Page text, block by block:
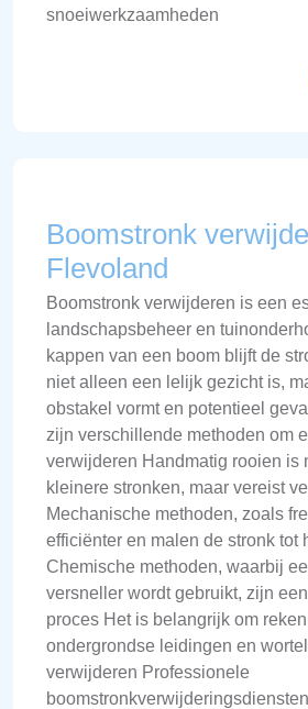
snoeiwerkzaamheden
Boomstronk
Flevoland
Boomstronk verwijderen is een
landschapsbeheer en
kappen van een boom blijft de
niet alleen een lelijk gezicht is,
obstakel vormt en potentieel
zijn verschillende methoden om
verwijderen Handmatig rooien is
kleinere stronken, maar vereist
Mechanische methoden, zoals
efficiënter en malen de stronk tot
Chemische methoden, waarbij
versneller wordt gebruikt, zijn
proces Het is belangrijk om
ondergrondse leidingen en
verwijderen Professionele